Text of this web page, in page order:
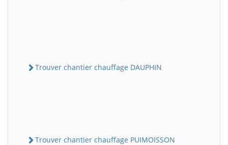
Trouver chantier chauffage DAUPHIN
Trouver chantier chauffage PUIMOISSON